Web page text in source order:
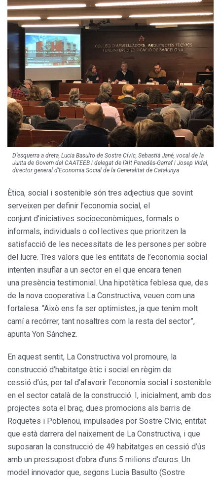
D’esquerra a dreta, Lucia Basulto de Sostre Cívic, Sebastià Jané, vocal de la
Junta de Govern del CAATEEB i delegat de l’Alt Penedès-Garraf i Josep Vidal,
director general d’Economia Social de la Generalitat de Catalunya
Ètica, social i sostenible són tres adjectius que sovint
serveixen per definir l’economia social, el
conjunt d’iniciatives socioeconòmiques, formals o
informals, individuals o col·lectives que prioritzen la
satisfacció de les necessitats de les persones per sobre
del lucre. Tres valors que les entitats de l’economia social
intenten insuflar a un sector en el que encara tenen
una presència testimonial. Una hipotètica feblesa que, des
de la nova cooperativa La Constructiva, veuen com una
fortalesa. “Això ens fa ser optimistes, ja que tenim molt
camí a recórrer, tant nosaltres com la resta del sector”,
apunta Yon Sánchez.
En aquest sentit, La Constructiva vol promoure, la
construcció d’habitatge ètic i social en règim de
cessió d’ús, per tal d’afavorir l’economia social i sostenible
en el sector català de la construcció. I, inicialment, amb dos
projectes sota el braç, dues promocions als barris de
Roquetes i Poblenou, impulsades por Sostre Cívic, entitat
que està darrera del naixement de La Constructiva, i que
suposaran la construcció de 49 habitatges en cessió d’ús
amb un pressupost d’obra d’uns 5 milions d’euros. Un
model innovador que, segons Lucia Basulto (Sostre